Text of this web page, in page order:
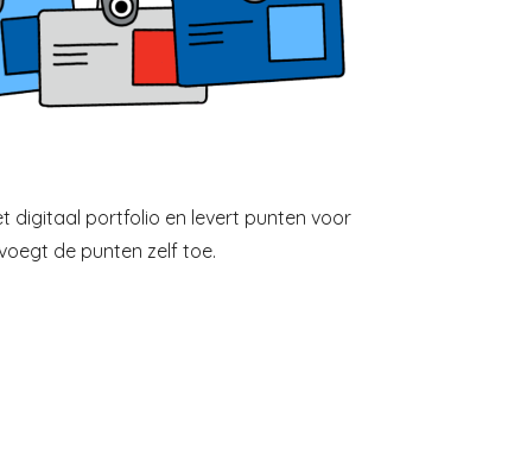
digitaal portfolio en levert punten voor
de punten zelf toe.